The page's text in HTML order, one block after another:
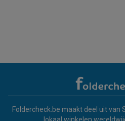
Foldercheck.be maakt deel uit van